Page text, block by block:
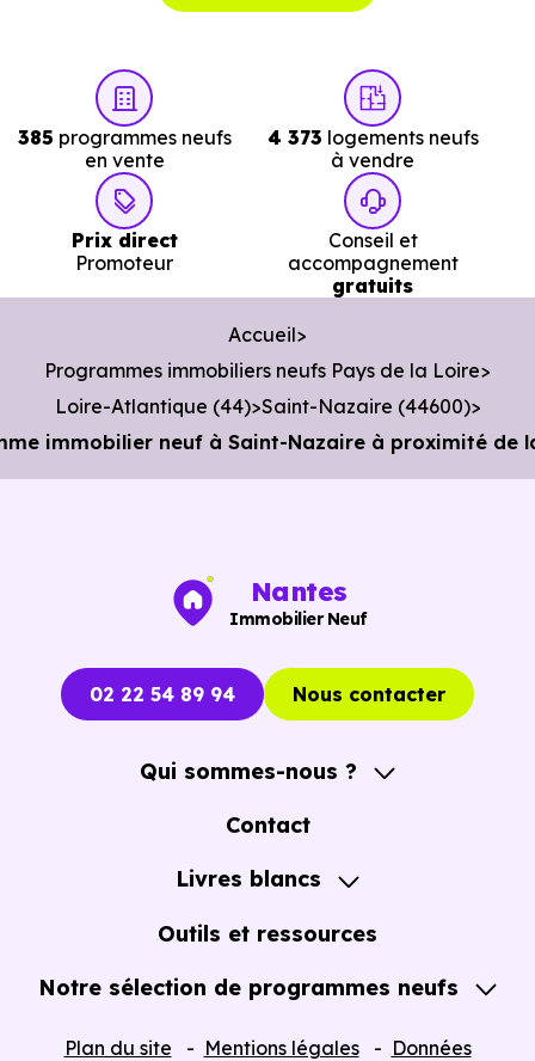
Bibliothèque :Bibliobus à 4.7 km, soit 7 min en voiture
385 programmes neufs
en vente
4 373 logements neufs
à vendre
Prix direct
Promoteur
Conseil et
accompagnement
gratuits
Accueil
Programmes immobiliers neufs Pays de la Loire
Loire-Atlantique (44) Saint-Nazaire (44600)
immobilier neuf à Saint-Nazaire à proximité de
Nantes
Immobilier Neuf
02 22 54 89 94 Nous contacter
Qui sommes-nous ?
A propos
Contact
Livres blancs
Guide de l'Achat immobilier neuf en VEFA
Outils et ressources
Notre sélection de programmes neufs
Plan du site Mentions légales
Données